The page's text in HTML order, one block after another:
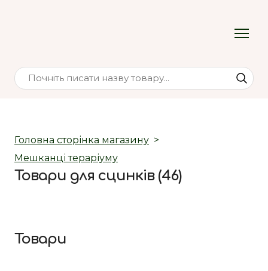
Головна сторінка магазину
Мешканці тераріуму
Товари для сцинків (46)
Товари